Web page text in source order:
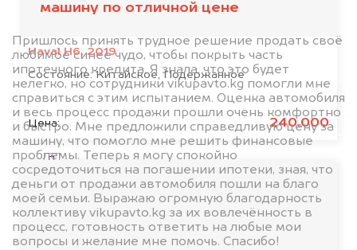
Haval H6, 2019
Состояние:Китайское, Подержанное
Цена: 240.000
машину по отличной цене
Пришлось принять трудное решение продать своё
любимое синее чудо, чтобы покрыть часть
ипотечного кредита. Я знала, что это будет
нелегко, но сотрудники vikupavto.kg помогли мне
справиться с этим испытанием. Оценка автомобиля
и весь процесс продажи прошли очень комфортно
и быстро. Мне предложили справедливую цену за
машину, что помогло мне решить финансовые
проблемы. Теперь я могу спокойно
сосредоточиться на погашении ипотеки, зная, что
деньги от продажи автомобиля пошли на благо
моей семьи. Выражаю огромную благодарность
коллективу vikupavto.kg за их вовлечённость в
процесс, готовность ответить на любые мои
вопросы и желание мне помочь. Спасибо!
Узнать стоимость
Я даю согласие на обработку своих
персональных данных и соглашаюсь с
политикой конфиденциальности